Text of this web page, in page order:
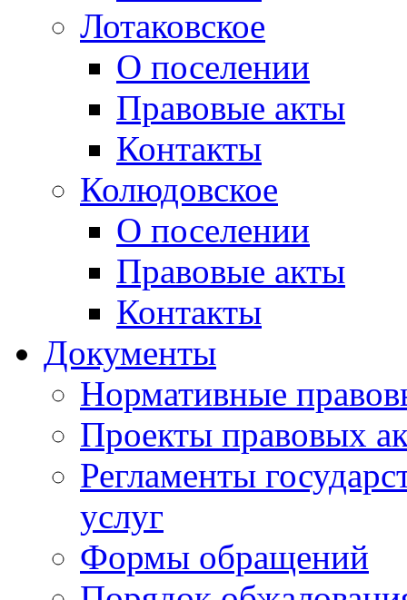
Лотаковское
О поселении
Правовые акты
Контакты
Колюдовское
О поселении
Правовые акты
Контакты
Документы
Нормативные
Проекты правовых
Регламенты
услуг
Формы обращений